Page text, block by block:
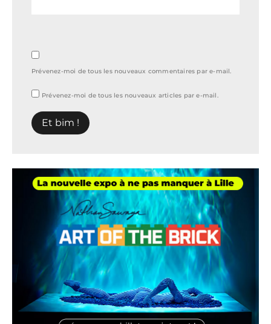
Prévenez-moi de tous les nouveaux commentaires par e-mail.
Prévenez-moi de tous les nouveaux articles par e-mail.